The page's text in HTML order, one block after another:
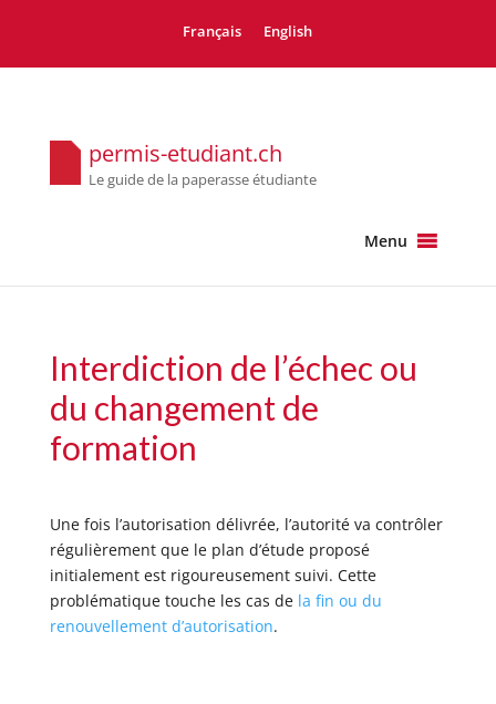
Français English
permis-etudiant.ch
Le guide de la paperasse étudiante
Menu
Interdiction de l’échec ou
du changement de
formation
Une fois l’autorisation délivrée, l’autorité va contrôler
régulièrement que le plan d’étude proposé
initialement est rigoureusement suivi. Cette
problématique touche les cas de la fin ou du
renouvellement d’autorisation.